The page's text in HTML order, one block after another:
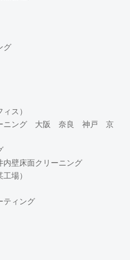
グ
ス）
ーニング 大阪 奈良 神戸 京
壁床面クリーニング
場）
ティング